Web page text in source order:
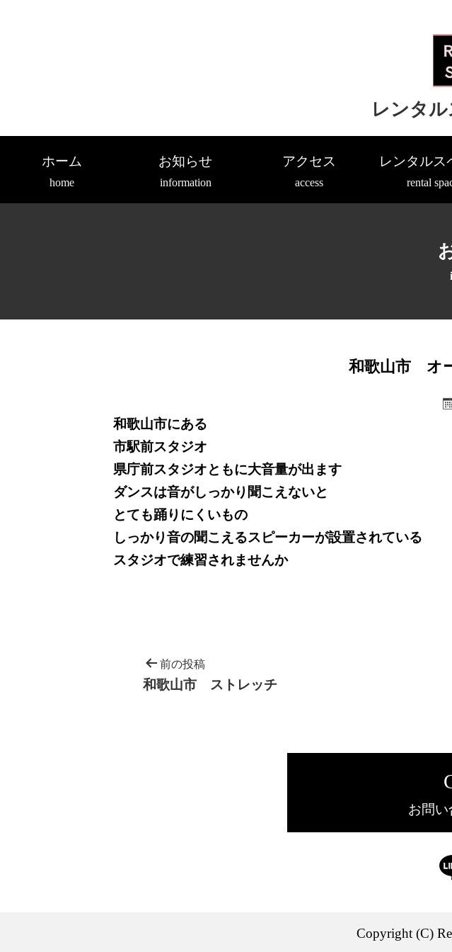
レンタ
ホーム
home
お知らせ
information
アクセス
access
レンタルス
rental
和歌山市 オ
和歌山市にある
市駅前スタジオ
県庁前スタジオともに大音量が出ます
ダンスは音がしっかり聞こえないと
とても踊りにくいもの
しっかり音の聞こえるスピーカーが設置されている
スタジオで練習されませんか
前の投稿
和歌山市 ストレッチ
お問い
Copyright (C)